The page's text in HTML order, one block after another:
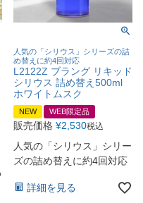
人気の「シリウス」シリーズの詰
め替えに約4回対応
L2122Z ブラング リキッド
シリウス 詰め替え500ml
ホワイトムスク
NEW WEB限定品
販売価格 ¥2,530税込
人気の「シリウス」シリー
ズの詰め替えに約4回対応
詳細を見る